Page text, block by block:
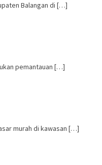
Balangan di […]
pemantauan […]
murah di kawasan […]